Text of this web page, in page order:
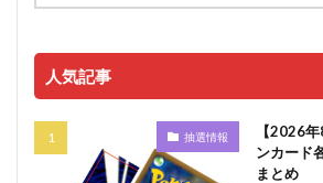
人気記事
抽選情報
【2026
ンカード
まとめ